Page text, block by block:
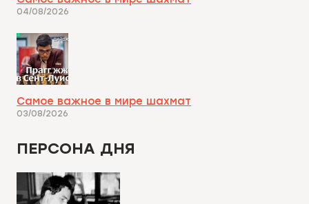
04/08/2026
Самое важное в мире шахмат
03/08/2026
ПЕРСОНА ДНЯ